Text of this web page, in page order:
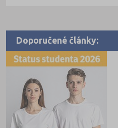
Doporučené články: